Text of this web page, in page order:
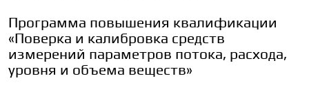
Программа повышения квалификации
«Поверка и калибровка средств
измерений параметров потока, расхода,
уровня и объема веществ»